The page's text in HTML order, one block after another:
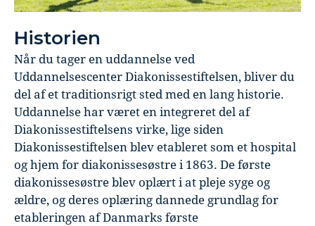
Historien
Når du tager en uddannelse ved
Uddannelsescenter Diakonissestiftelsen, bliver du
del af et traditionsrigt sted med en lang historie.
Uddannelse har været en integreret del af
Diakonissestiftelsens virke, lige siden
Diakonissestiftelsen blev etableret som et hospital
og hjem for diakonissesøstre i 1863. De første
diakonissesøstre blev oplært i at pleje syge og
ældre, og deres oplæring dannede grundlag for
etableringen af Danmarks første